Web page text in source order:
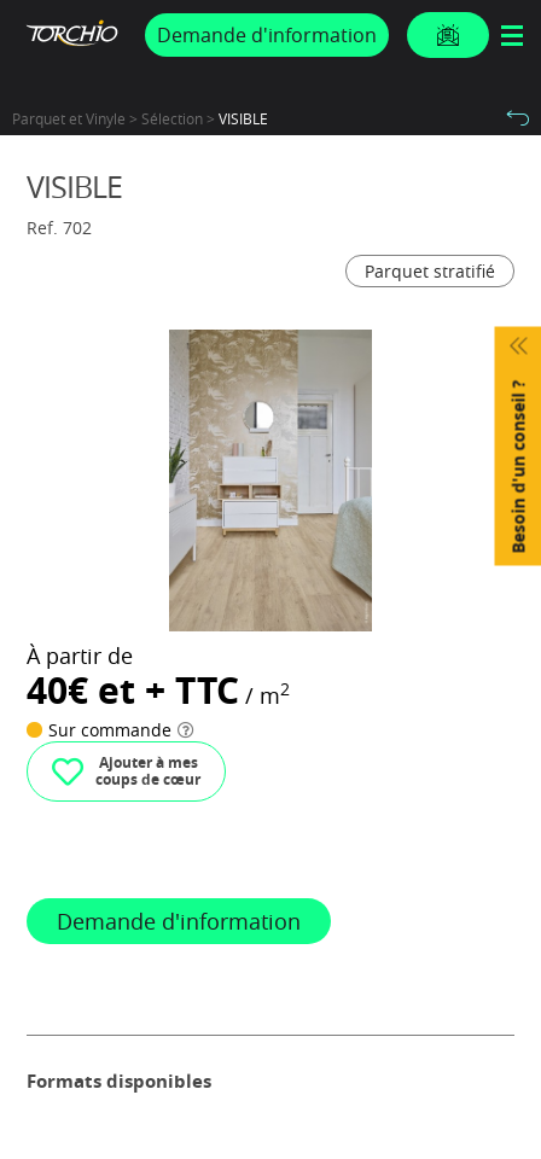
PROMOS & ACTUSDemande d'information
Parquet et Vinyle > Sélection > VISIBLE
Besoin d'un conseil ?
VISIBLE
Ref. 702
Parquet stratifié
À partir de
40€ et + TTC / m2
Sur commande
Ajouter à mes
coups de cœur
Demande d'information
Formats disponibles